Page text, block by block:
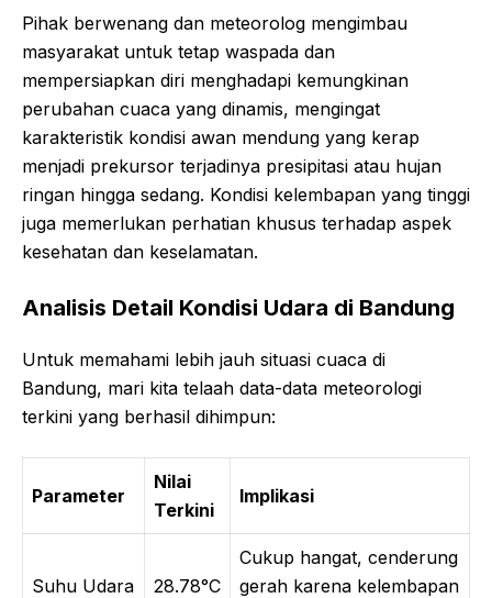
Pihak berwenang dan meteorolog mengimbau
masyarakat untuk tetap waspada dan
mempersiapkan diri menghadapi kemungkinan
perubahan cuaca yang dinamis, mengingat
karakteristik kondisi awan mendung yang kerap
menjadi prekursor terjadinya presipitasi atau hujan
ringan hingga sedang. Kondisi kelembapan yang tinggi
juga memerlukan perhatian khusus terhadap aspek
kesehatan dan keselamatan.
Analisis Detail Kondisi Udara di Bandung
Untuk memahami lebih jauh situasi cuaca di
Bandung, mari kita telaah data-data meteorologi
terkini yang berhasil dihimpun:
Parameter
Nilai
Terkini
Implikasi
Suhu Udara 28.78°C
Cukup hangat, cenderung
gerah karena kelembapan